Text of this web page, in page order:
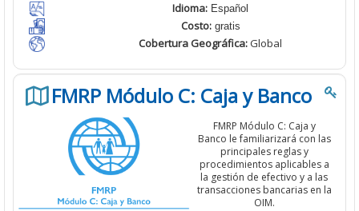
Idioma: Español
Costo:gratis
Cobertura Geográfica:Global
FMRP Módulo C: Caja y Banco
FMRP Módulo C: Caja y
Banco le familiarizará con las
principales reglas y
procedimientos aplicables a
la gestión de efectivo y a las
transacciones bancarias en la
OIM.